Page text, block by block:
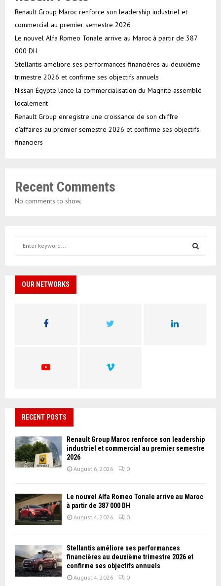
Renault Group Maroc renforce son leadership industriel et
commercial au premier semestre 2026
Le nouvel Alfa Romeo Tonale arrive au Maroc à partir de 387
000 DH
Stellantis améliore ses performances financières au deuxième
trimestre 2026 et confirme ses objectifs annuels
Nissan Égypte lance la commercialisation du Magnite assemblé
localement
Renault Group enregistre une croissance de son chiffre
d’affaires au premier semestre 2026 et confirme ses objectifs
financiers
Recent Comments
No comments to show.
h
OUR NETWORKS
RECENT POSTS
Renault Group Maroc renforce son leadership
industriel et commercial au premier semestre
2026
August 6, 2026 0
Le nouvel Alfa Romeo Tonale arrive au Maroc
à partir de 387 000 DH
August 4, 2026 0
Stellantis améliore ses performances
financières au deuxième trimestre 2026 et
confirme ses objectifs annuels
August 4, 2026 0